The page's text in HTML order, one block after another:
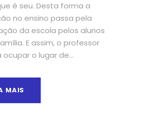
é seu. Desta forma a
no ensino passa pela
da escola pelos alunos
E assim, o professor
ocupar o lugar de...
MAIS